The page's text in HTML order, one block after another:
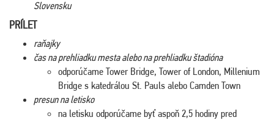
Slovensku
PRÍLET
raňajky
čas na prehliadku mesta alebo na prehliadku štadióna
odporúčame Tower Bridge, Tower of London, Millenium
Bridge s katedrálou St. Pauls alebo Camden Town
presun na letisko
na letisku odporúčame byť aspoň 2,5 hodiny pred